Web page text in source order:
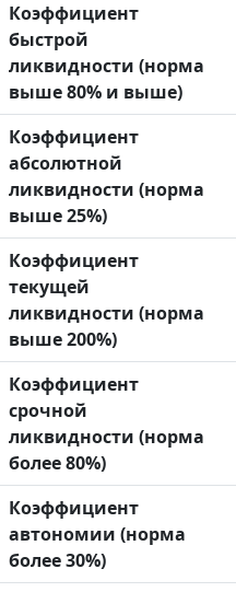
Коэффициент
быстрой
ликвидности (норма
выше 80% и выше)
Коэффициент
абсолютной
ликвидности (норма
выше 25%)
Коэффициент
текущей
ликвидности (норма
выше 200%)
Коэффициент
срочной
ликвидности (норма
более 80%)
Коэффициент
автономии (норма
более 30%)